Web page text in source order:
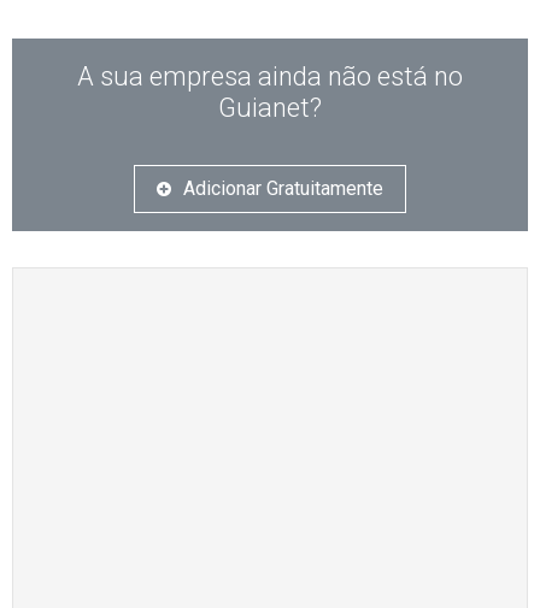
A sua empresa ainda não está no
Guianet?
Adicionar Gratuitamente